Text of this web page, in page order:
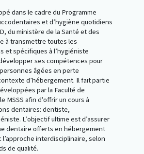
dans le cadre du Programme
et d’hygiène quotidiens
du ministère de la Santé et des
à transmettre toutes les
et spécifiques à l’hygiéniste
ses compétences pour
âgées en perte
d’hébergement. Il fait partie
par la Faculté de
MSSS afin d’offrir un cours à
dentaires: dentiste,
L’objectif ultime est d’assurer
dentaire offerts en hébergement
interdisciplinaire, selon
de qualité.